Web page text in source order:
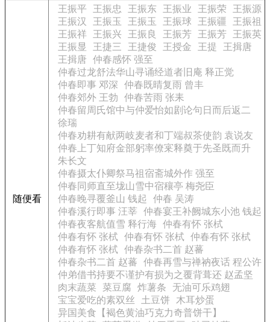
随便看
王振平 王振忠 王振东 王振业 王振荣
王振源
王振汉
王振玉 王振玉 王振球 王振疆
王振祖
王振祥
王振兴 王振良 王振芳 王振芳
王振英
王振显
王捷三 王捷俊 王授金 王提
王揖唐
王揖唐
仲春感怀 强至
仲春过龙舒法华山寻诵经道者旧庵 释正觉
仲春即事 邓深
仲春既晴复雨 曾丰
仲春郊外 王勃
仲春苦雨 张耒
仲春留周氏馆中与仲爱怡如剧论句日而后返二
徐瑞
仲春劝耕有献两岐麦者和丁端叔茶使韵 袁说友
仲春上丁知府金部躬率僚宷释奠于先圣既而升
朱长文
仲春摄太仆卿祭马祖宿斋城外作 强至
仲春同师直至垅山雪中宿穰亭 梅尧臣
仲春晚寻覆釜山 钱起
仲春 吴涛
仲春溪行即事 汪莘
仲春宴王补阙城东小池 钱起
仲春夜客航值雪 释行海
仲春有怀 张栻
仲春有怀 张栻
仲春有怀 张栻
仲春有怀 张栻
仲春有怀 张栻
仲春杂书二首 赵蕃
仲春杂书二首 赵蕃
仲春再雪与禅衲夜话 程公许
仲弟借书持要不谨护有损为之覆背葺还 赵孟坚
肉末蔬菜
菜豆腐 炸薯条
无油可乐鸡翅
宝宝爱吃的素双丝
土豆饼
木耳炒蛋
异国美食【褐色黄油巧克力奇普饼干】